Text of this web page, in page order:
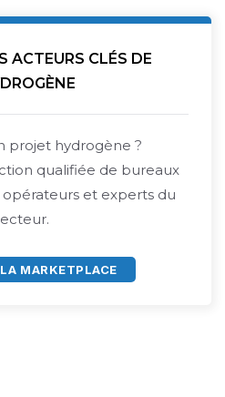
ACTEURS CLÉS DE
projet hydrogène ?
qualifiée de bureaux
opérateurs et experts du
MARKETPLACE